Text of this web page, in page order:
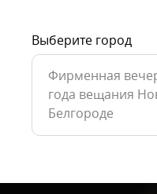
Выберите город
Фирменная
года вещания
Белгороде